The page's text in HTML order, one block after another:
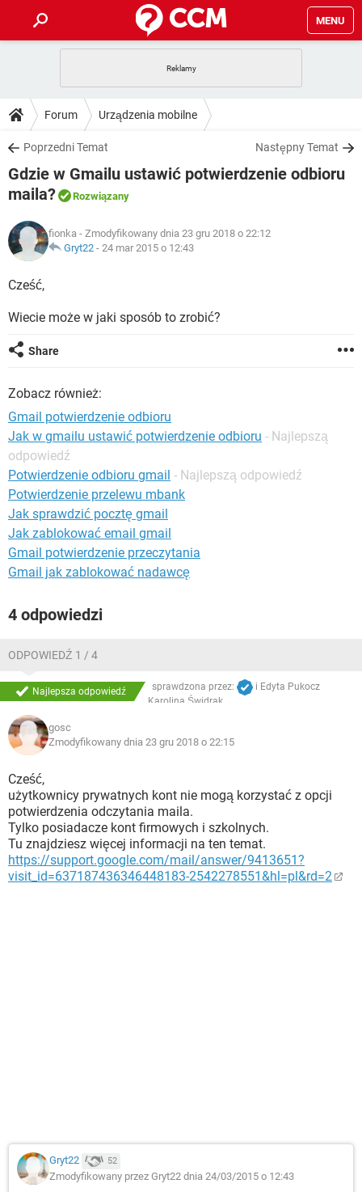
MENU
GRY WHATSAPP
SPOTIFY
INSTAGRAM FACEBOOK
WINDOWS 10
PORADY
PlayStation TIKTOK
SPOTIFY
WINDOWS 10
DO POBRANIA
ANDROID TIKTOK
GRY
IOS NETFLIX
INSTAGRAM
WINDOWS 10
FORUM
GRY WHATSAPP
ARTYKUŁY
COVID-19
GRY
SPOTIFY NETFLIX
INSTAGRAM
Forum Urządzenia mobilne
Poprzedni Temat Następny Temat
Gdzie w Gmailu ustawić potwierdzenie odbioru
maila?
Rozwiązany
fionka - Zmodyfikowany dnia 23 gru 2018 o 22:12
Gryt22 - 24 mar 2015 o 12:43
Cześć,
Wiecie może w jaki sposób to zrobić?
Share
Zobacz również:
Gmail potwierdzenie odbioru
Jak w gmailu ustawić potwierdzenie odbioru - Najlepszą
odpowiedź
Potwierdzenie odbioru gmail - Najlepszą odpowiedź
Potwierdzenie przelewu mbank
Jak sprawdzić pocztę gmail
Jak zablokować email gmail
Gmail potwierdzenie przeczytania
Gmail jak zablokować nadawcę
4 odpowiedzi
ODPOWIEDŹ 1 / 4
Najlepsza odpowiedź
sprawdzona przez:
Karolina Świdrak
i Edyta Pukocz
gosc
Zmodyfikowany dnia 23 gru 2018 o 22:15
Cześć,
użytkownicy prywatnych kont nie mogą korzystać z opcji
potwierdzenia odczytania maila.
Tylko posiadacze kont firmowych i szkolnych.
Tu znajdziesz więcej informacji na ten temat.
https://support.google.com/mail/answer/9413651?
visit_id=637187436346448183-2542278551&hl=pl&rd=2
Gryt22 52
Zmodyfikowany przez Gryt22 dnia 24/03/2015 o 12:43